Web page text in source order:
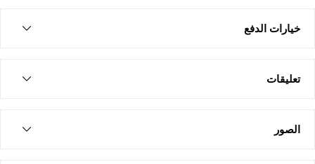
خيارات الدفع
تعليقات
الصور